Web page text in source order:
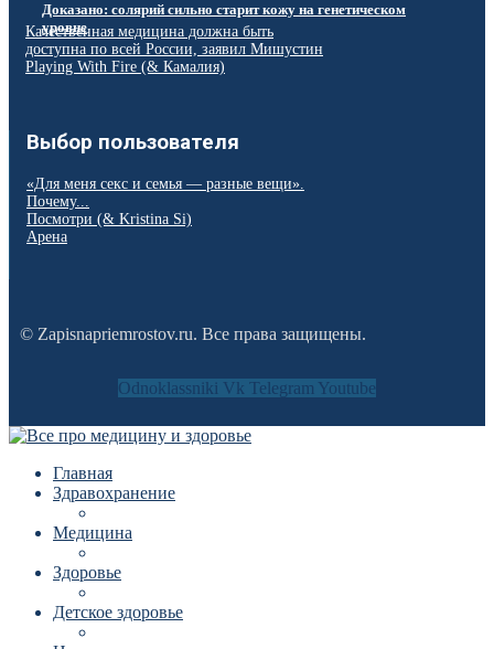
Доказано: солярий сильно старит кожу на генетическом
уровне
Качественная медицина должна быть
доступна по всей России, заявил Мишустин
Playing With Fire (& Камалия)
Выбор пользователя
«Для меня секс и семья — разные вещи».
Почему...
Посмотри (& Kristina Si)
Арена
© Zapisnapriemrostov.ru. Все права защищены.
Odnoklassniki Vk Telegram Youtube
Главная
Здравохранение
Медицина
Здоровье
Детское здоровье